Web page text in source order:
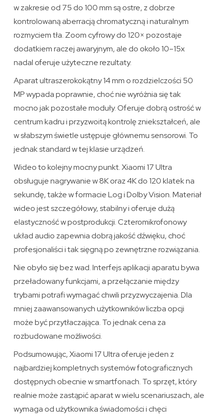
w zakresie od 75 do 100 mm są ostre, z dobrze
kontrolowaną aberracją chromatyczną i naturalnym
rozmyciem tła. Zoom cyfrowy do 120× pozostaje
dodatkiem raczej awaryjnym, ale do około 10–15x
nadal oferuje użyteczne rezultaty.
Aparat ultraszerokokątny 14 mm o rozdzielczości 50
MP wypada poprawnie, choć nie wyróżnia się tak
mocno jak pozostałe moduły. Oferuje dobrą ostrość w
centrum kadru i przyzwoitą kontrolę zniekształceń, ale
w słabszym świetle ustępuje głównemu sensorowi. To
jednak standard w tej klasie urządzeń.
Wideo to kolejny mocny punkt. Xiaomi 17 Ultra
obsługuje nagrywanie w 8K oraz 4K do 120 klatek na
sekundę, także w formacie Log i Dolby Vision. Materiał
wideo jest szczegółowy, stabilny i oferuje dużą
elastyczność w postprodukcji. Czteromikrofonowy
układ audio zapewnia dobrą jakość dźwięku, choć
profesjonaliści i tak sięgną po zewnętrzne rozwiązania.
Nie obyło się bez wad. Interfejs aplikacji aparatu bywa
przeładowany funkcjami, a przełączanie między
trybami potrafi wymagać chwili przyzwyczajenia. Dla
mniej zaawansowanych użytkowników liczba opcji
może być przytłaczająca. To jednak cena za
rozbudowane możliwości.
Podsumowując, Xiaomi 17 Ultra oferuje jeden z
najbardziej kompletnych systemów fotograficznych
dostępnych obecnie w smartfonach. To sprzęt, który
realnie może zastąpić aparat w wielu scenariuszach, ale
wymaga od użytkownika świadomości i chęci